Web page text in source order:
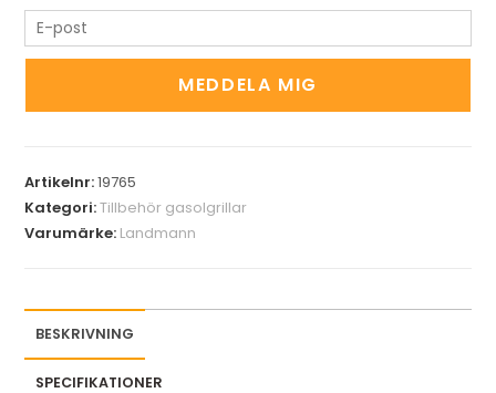
n
o
u
r
i
MEDDELA MIG
Artikelnr:19765
Kategori:Tillbehör gasolgrillar
Varumärke: Landmann
BESKRIVNING
SPECIFIKATIONER